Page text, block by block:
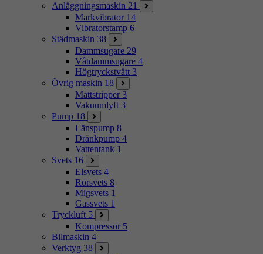
Anläggningsmaskin 21
Markvibrator 14
Vibratorstamp 6
Städmaskin 38
Dammsugare 29
Våtdammsugare 4
Högtryckstvätt 3
Övrig maskin 18
Mattstripper 3
Vakuumlyft 3
Pump 18
Länspump 8
Dränkpump 4
Vattentank 1
Svets 16
Elsvets 4
Rörsvets 8
Migsvets 1
Gassvets 1
Tryckluft 5
Kompressor 5
Bilmaskin 4
Verktyg 38